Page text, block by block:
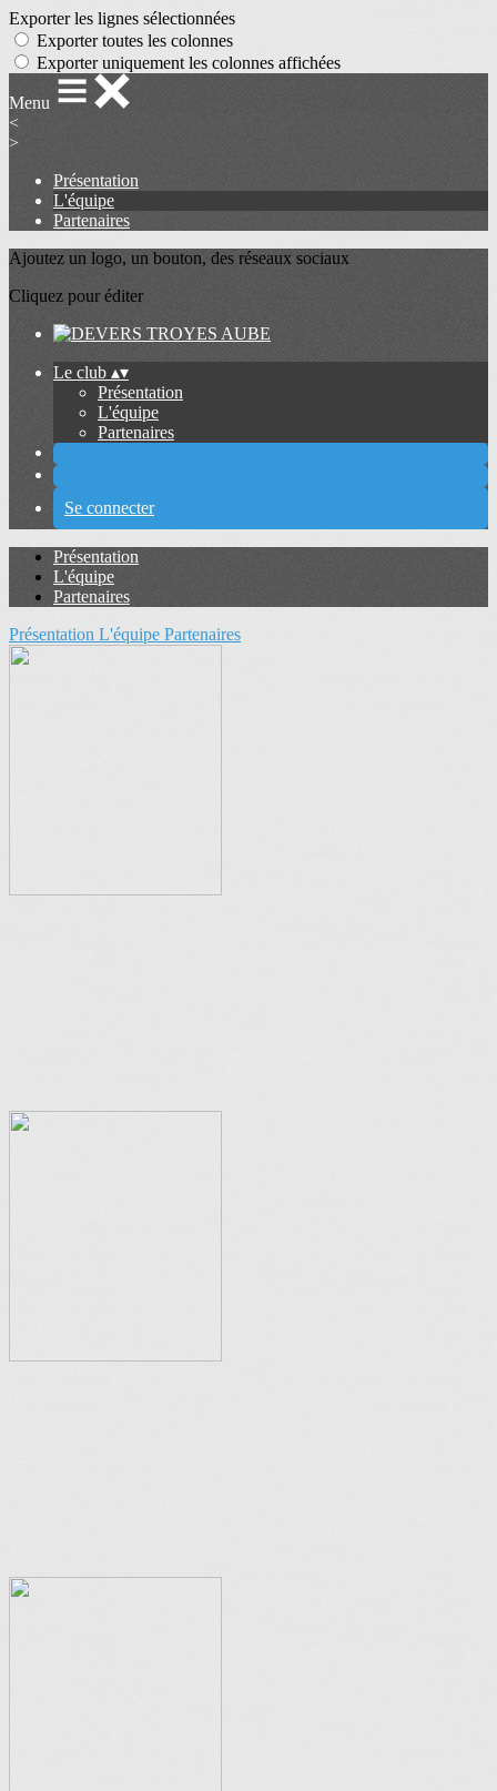
Exporter les lignes sélectionnées
Exporter toutes les colonnes
Exporter uniquement les colonnes affichées
Menu
<
>
Présentation
L'équipe
Partenaires
Ajoutez un logo, un bouton, des réseaux sociaux
Cliquez pour éditer
Le club ▴▾
Présentation
L'équipe
Partenaires
Se connecter
Présentation
L'équipe
Partenaires
Présentation L'équipe Partenaires